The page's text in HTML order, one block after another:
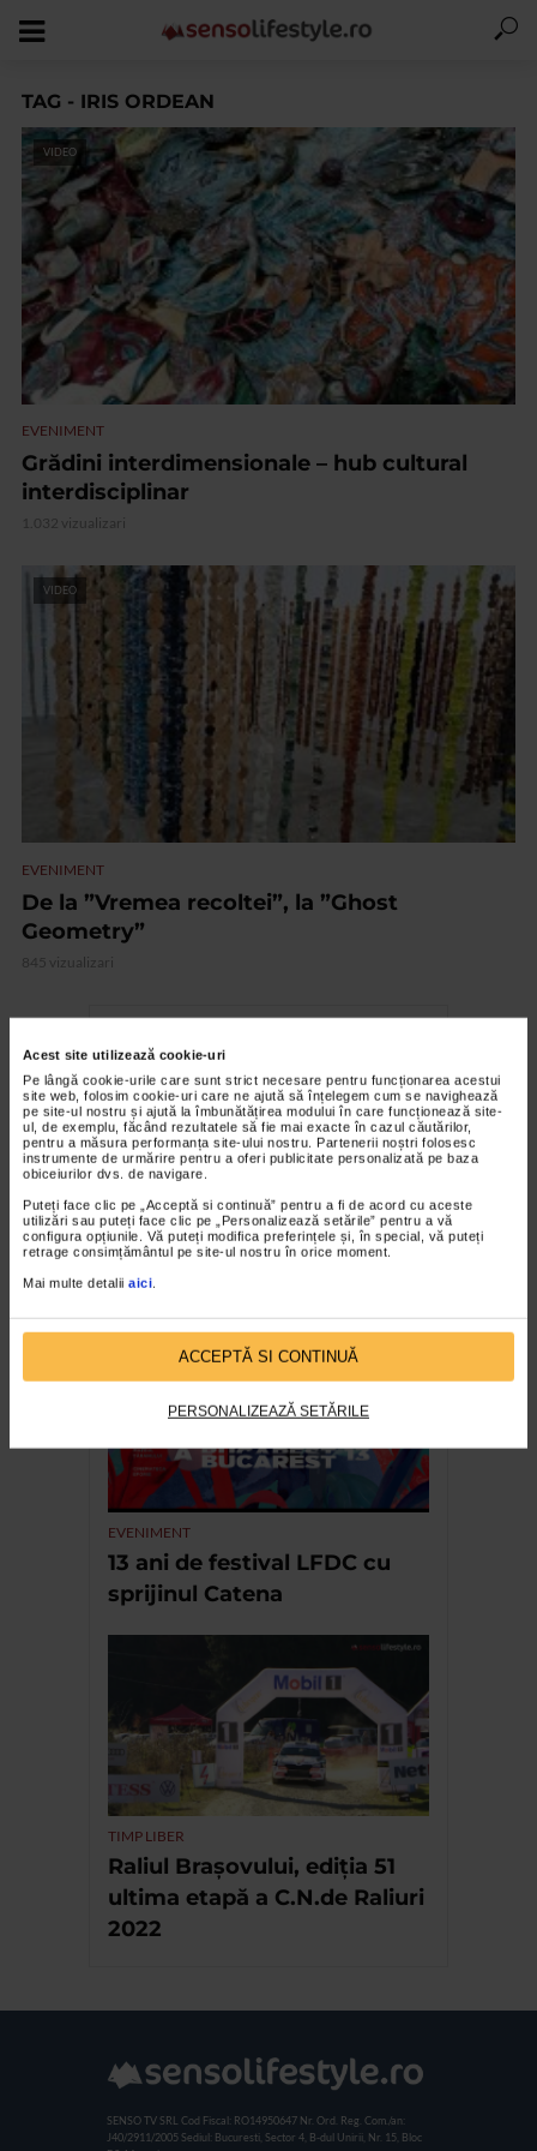
Acest site utilizează cookie-uri
Pe lângă cookie-urile care sunt strict necesare pentru funcționarea acestui
site web, folosim cookie-uri care ne ajută să înțelegem cum se navighează
pe site-ul nostru și ajută la îmbunătățirea modului în care funcționează site-
ul, de exemplu, făcând rezultatele să fie mai exacte în cazul căutărilor,
pentru a măsura performanța site-ului nostru. Partenerii noștri folosesc
instrumente de urmărire pentru a oferi publicitate personalizată pe baza
obiceiurilor dvs. de navigare.
Puteți face clic pe „Acceptă si continuă” pentru a fi de acord cu aceste
utilizări sau puteți face clic pe „Personalizează setările” pentru a vă
configura opțiunile. Vă puteți modifica preferințele și, în special, vă puteți
retrage consimțământul pe site-ul nostru în orice moment.
Mai multe detalii aici
ACCEPTĂ SI CONTINUĂ
PERSONALIZEAZĂ SETĂRILE
TAG - IRIS ORDEAN
VIDEO
EVENIMENT
Grădini interdimensionale – hub cultural
interdisciplinar
1.032 vizualizari
VIDEO
EVENIMENT
De la ”Vremea recoltei”, la ”Ghost
Geometry”
845 vizualizari
FASHION
Ellis – O modă pentru o viață
EVENIMENT
13 ani de festival LFDC cu
sprijinul Catena
TIMP LIBER
Raliul Brașovului, ediția 51
ultima etapă a C.N.de Raliuri
2022
SENSO TV SRL Cod Fiscal: RO14950647 Nr. Ord. Reg. Com./an:
J40/2911/2005 Sediul: Bucuresti, Sector 4, B-dul Unirii, Nr. 15, Bloc